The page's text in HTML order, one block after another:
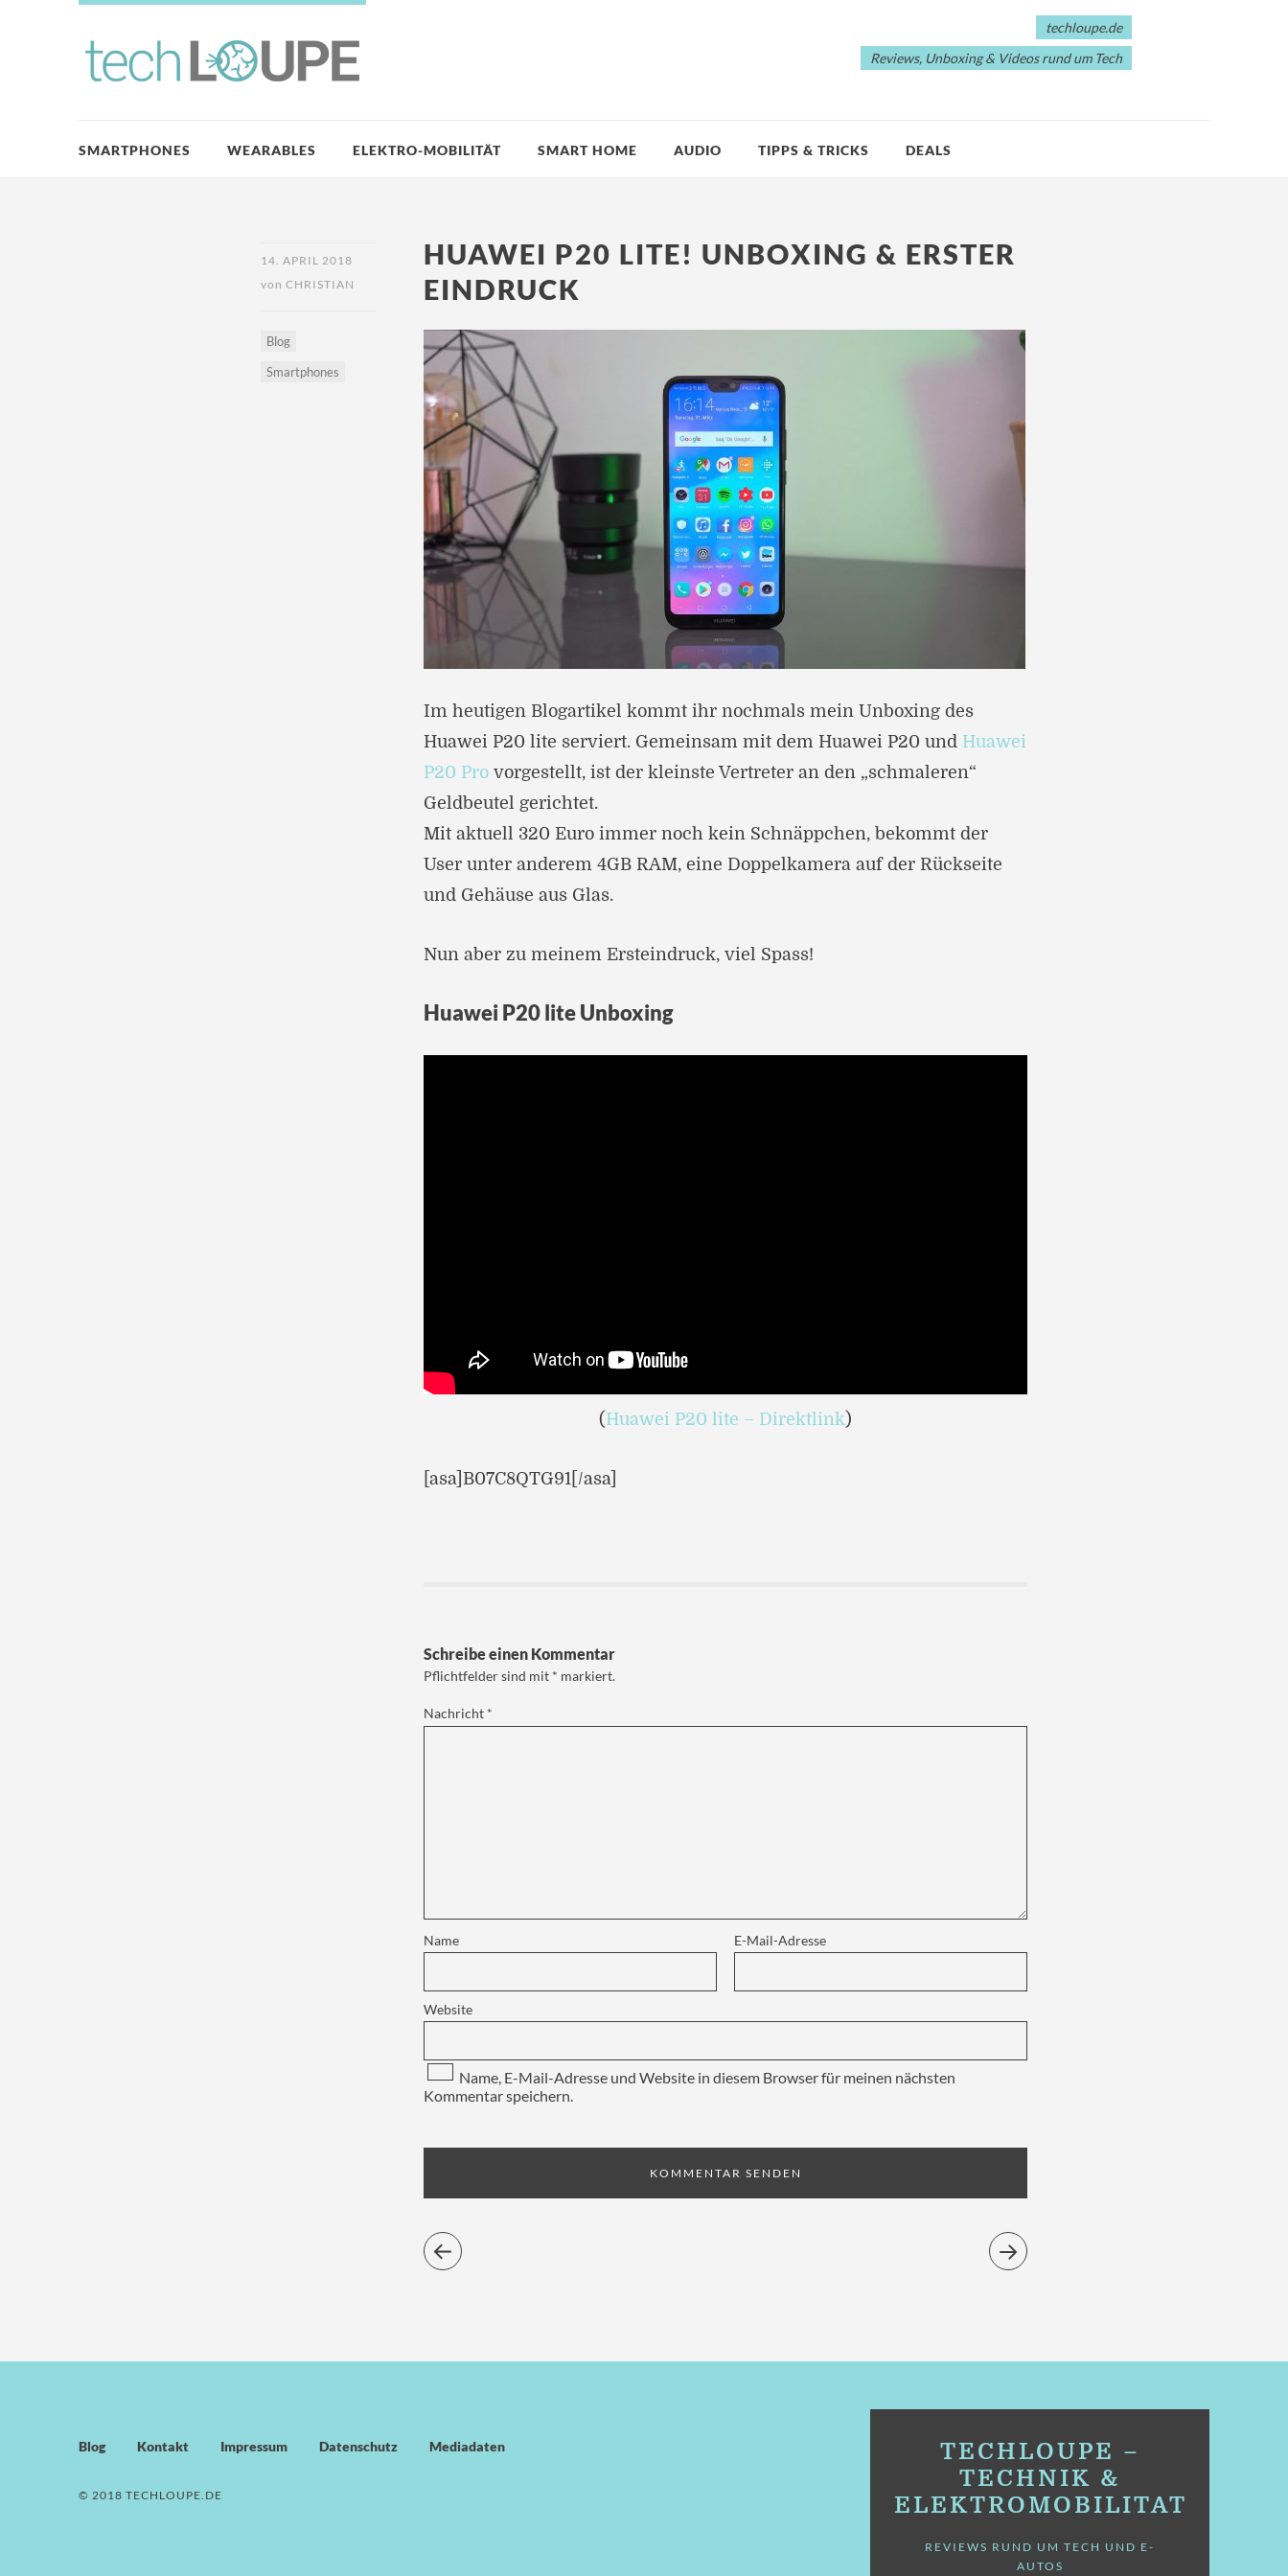
techloupe.de
Reviews, Unboxing & Videos rund um Tech
SMARTPHONES WEARABLES ELEKTRO-MOBILITÄT SMART HOME AUDIO TIPPS & TRICKS DEALS
14. APRIL 2018
von CHRISTIAN
Blog
Smartphones
HUAWEI P20 LITE! UNBOXING & ERSTER
EINDRUCK
Im heutigen Blogartikel kommt ihr nochmals mein Unboxing des
Huawei P20 lite serviert. Gemeinsam mit dem Huawei P20 und Huawei
P20 Pro vorgestellt, ist der kleinste Vertreter an den „schmaleren“
Geldbeutel gerichtet.
Mit aktuell 320 Euro immer noch kein Schnäppchen, bekommt der
User unter anderem 4GB RAM, eine Doppelkamera auf der Rückseite
und Gehäuse aus Glas.
Nun aber zu meinem Ersteindruck, viel Spass!
Huawei P20 lite Unboxing
(Huawei P20 lite – Direktlink)
[asa]B07C8QTG91[/asa]
Schreibe einen Kommentar
Pflichtfelder sind mit * markiert.
Nachricht *
Name E-Mail-Adresse
Website
Name, E-Mail-Adresse und Website in diesem Browser für meinen nächsten
Kommentar speichern.
Blog Kontakt Impressum Datenschutz Mediadaten
© 2018 TECHLOUPE.DE
TECHLOUPE –
TECHNIK &
ELEKTROMOBILITÄT
REVIEWS RUND UM TECH UND E-
AUTOS